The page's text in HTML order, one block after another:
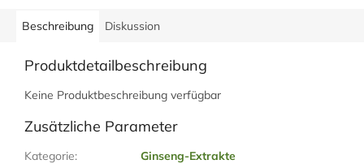
Beschreibung Diskussion
Produktdetailbeschreibung
Keine Produktbeschreibung verfügbar
Zusätzliche Parameter
Kategorie:
Ginseng-Extrakte